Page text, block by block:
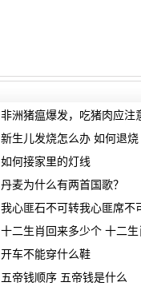
非洲猪瘟爆发，吃猪肉应注
新生儿发烧怎么办 如何退烧
如何接家里的灯线
丹麦为什么有两首国歌？
我心匪石不可转我心匪席不
十二生肖回来多少个 十二
开车不能穿什么鞋
五帝钱顺序 五帝钱是什么